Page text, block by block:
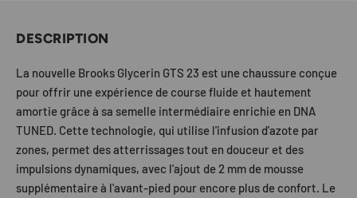
DESCRIPTION
La nouvelle Brooks Glycerin GTS 23 est une chaussure conçue
pour offrir une expérience de course fluide et hautement
amortie grâce à sa semelle intermédiaire enrichie en DNA
TUNED. Cette technologie, qui utilise l'infusion d'azote par
zones, permet des atterrissages tout en douceur et des
impulsions dynamiques, avec l'ajout de 2 mm de mousse
supplémentaire à l'avant-pied pour encore plus de confort. Le